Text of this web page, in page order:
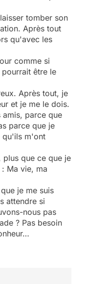
tomber son
Après tout
qu'avec les
comme si
être le
Après tout, je
et je me le dois.
parce que
parce que je
qu'ils m'ont
que ce que je
Ma vie, ma
je me suis
attendre si
nous pas
? Pas besoin
la plus
le